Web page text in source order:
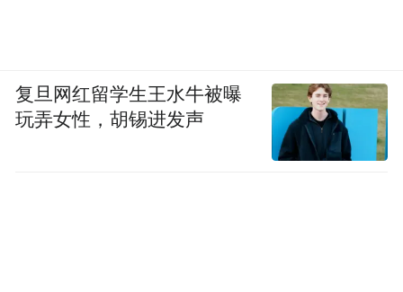
复旦网红留学生王水牛被曝
玩弄女性，胡锡进发声